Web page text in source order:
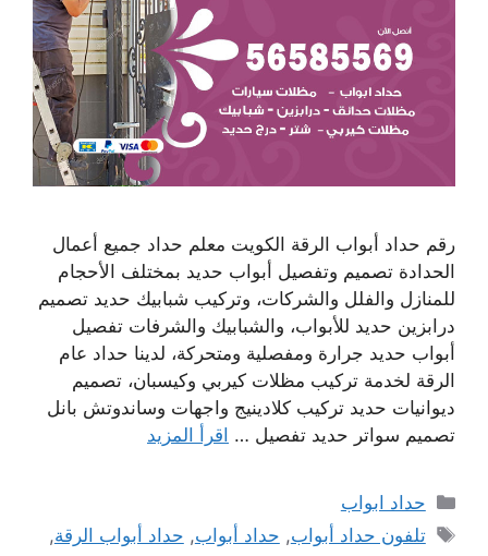
رقم حداد أبواب الرقة الكويت معلم حداد جميع أعمال
الحدادة تصميم وتفصيل أبواب حديد بمختلف الأحجام
للمنازل والفلل والشركات، وتركيب شبابيك حديد تصميم
درابزين حديد للأبواب، والشبابيك والشرفات تفصيل
أبواب حديد جرارة ومفصلية ومتحركة، لدينا حداد عام
الرقة لخدمة تركيب مظلات كيربي وكيسبان، تصميم
ديوانيات حديد تركيب كلادينيج واجهات وساندوتش بانل
تصميم سواتر حديد تفصيل … اقرأ المزيد
التصنيفات
حداد ابواب
الوسوم
تلفون حداد أبواب, حداد أبواب, حداد أبواب الرقة,